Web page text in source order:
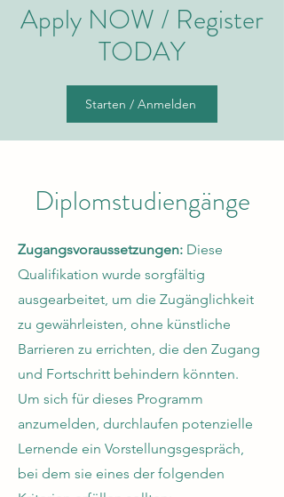
Apply NOW / Register
TODAY
Starten / Anmelden
Diplomstudiengänge
Zugangsvoraussetzungen: Diese
Qualifikation wurde sorgfältig
ausgearbeitet, um die Zugänglichkeit
zu gewährleisten, ohne künstliche
Barrieren zu errichten, die den Zugang
und Fortschritt behindern könnten.
Um sich für dieses Programm
anzumelden, durchlaufen potenzielle
Lernende ein Vorstellungsgespräch,
bei dem sie eines der folgenden